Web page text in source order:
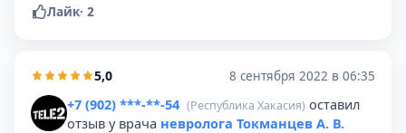
Лайк· 2
5,0 8 сентября 2022 в 06:35
+7 (902) ***-**-54 (Республика Хакасия) оставил
отзыв у врача невролога Токманцев А. В.